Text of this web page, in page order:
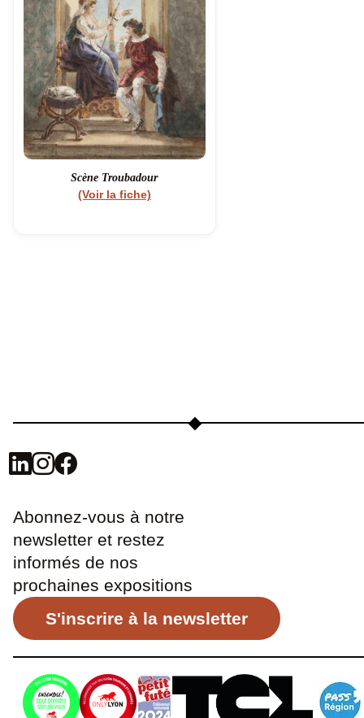
Scène Troubadour
(Voir la fiche)
Abonnez-vous à notre
newsletter et restez
informés de nos
prochaines expositions
S'inscrire à la newsletter